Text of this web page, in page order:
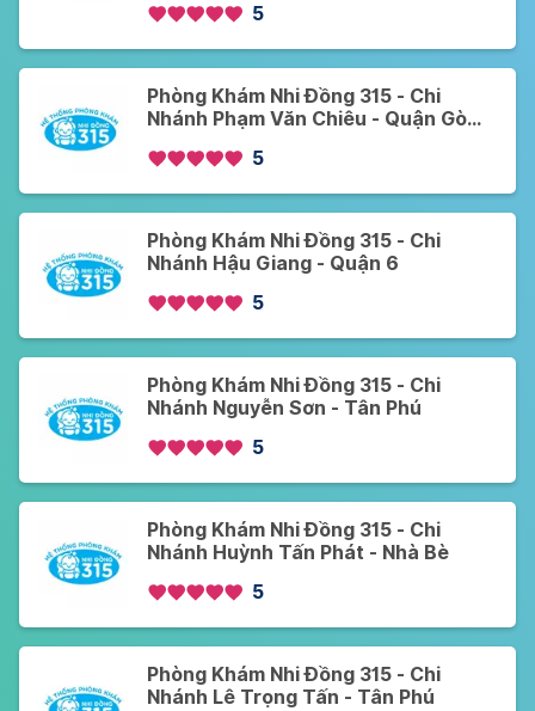
5
Phòng Khám Nhi Đồng 315 - Chi
Nhánh Phạm Văn Chiêu - Quận Gò
5
Phòng Khám Nhi Đồng 315 - Chi
Nhánh Hậu Giang - Quận 6
5
Phòng Khám Nhi Đồng 315 - Chi
Nhánh Nguyễn Sơn - Tân Phú
5
Phòng Khám Nhi Đồng 315 - Chi
Nhánh Huỳnh Tấn Phát - Nhà Bè
5
Phòng Khám Nhi Đồng 315 - Chi
Nhánh Lê Trọng Tấn - Tân Phú